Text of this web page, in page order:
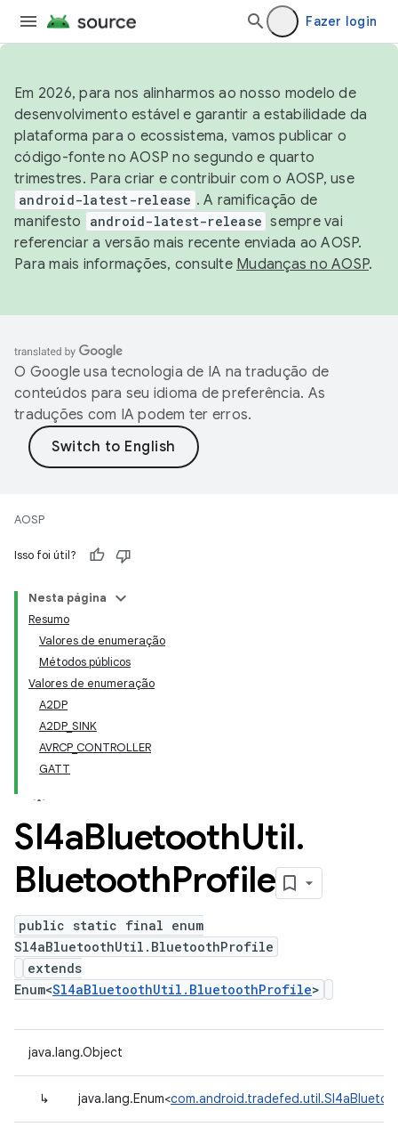
Fazer login
Em 2026, para nos alinharmos ao nosso modelo de
desenvolvimento estável e garantir a estabilidade da
plataforma para o ecossistema, vamos publicar o
código-fonte no AOSP no segundo e quarto
trimestres. Para criar e contribuir com o AOSP, use
android-latest-release . A ramificação de
manifesto
android-latest-release sempre vai
referenciar a versão mais recente enviada ao AOSP.
Para mais informações, consulte Mudanças no AOSP.
O Google usa tecnologia de IA na tradução de
conteúdos para seu idioma de preferência. As
traduções com IA podem ter erros.
AOSP
Isso foi útil?
Nesta página
Resumo
Valores de enumeração
Métodos públicos
Valores de enumeração
A2DP
A2DP_SINK
AVRCP_CONTROLLER
GATT
Sl4aBluetoothUtil.
BluetoothProfile
public static final enum
Sl4aBluetoothUtil.BluetoothProfile
extends
Enum<Sl4aBluetoothUtil.BluetoothProfile>
java.lang.Object
↳ java.lang.Enum<